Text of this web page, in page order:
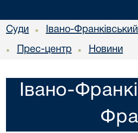
Суди • Івано-
• Прес-центр • Новини
Івано-